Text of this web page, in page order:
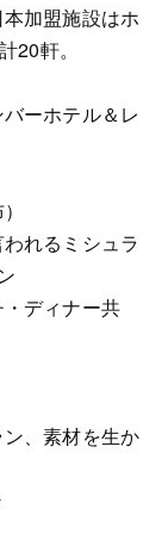
加盟施設はホ
20軒。
ーホテル＆レ
れるミシュラ
ディナー共
、素材を生か